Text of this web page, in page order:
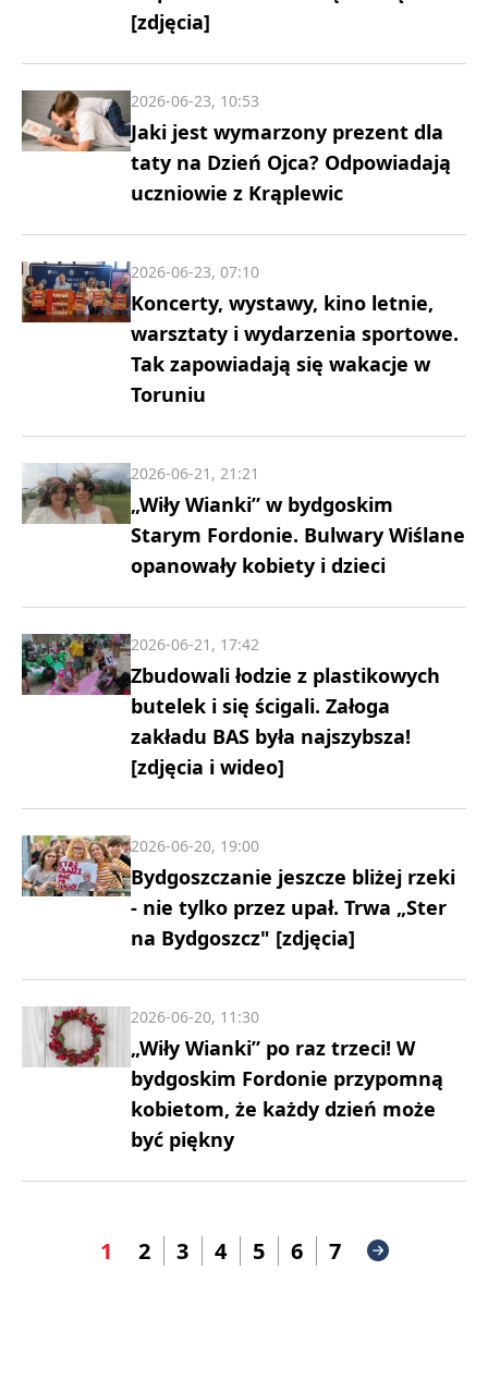
[zdjęcia]
Jaki jest wymarzony prezent dla
taty na Dzień Ojca? Odpowiadają
uczniowie z Krąplewic
2026-06-23, 10:53
Koncerty, wystawy, kino letnie,
warsztaty i wydarzenia sportowe.
Tak zapowiadają się wakacje w
Toruniu
2026-06-23, 07:10
„Wiły Wianki” w bydgoskim
Starym Fordonie. Bulwary Wiślane
opanowały kobiety i dzieci
2026-06-21, 21:21
Zbudowali łodzie z plastikowych
butelek i się ścigali. Załoga
zakładu BAS była najszybsza!
[zdjęcia i wideo]
2026-06-21, 17:42
Bydgoszczanie jeszcze bliżej rzeki
- nie tylko przez upał. Trwa „Ster
na Bydgoszcz" [zdjęcia]
2026-06-20, 19:00
„Wiły Wianki” po raz trzeci! W
bydgoskim Fordonie przypomną
kobietom, że każdy dzień może
być piękny
2026-06-20, 11:30
1 2 3 4 5 6 7